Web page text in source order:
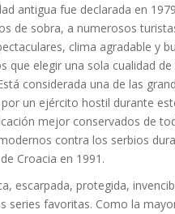
antigua fue declarada en
de sobra, a numerosos
clima agradable y
que elegir una sola cualidad
considerada una de las
un ejército hostil durante
mejor conservados de
contra los serbios
Croacia en 1991.
escarpada, protegida,
series favoritas. Como la